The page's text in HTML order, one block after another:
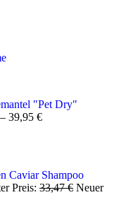
– 39,95 €
Preis: 33,47€ Neuer